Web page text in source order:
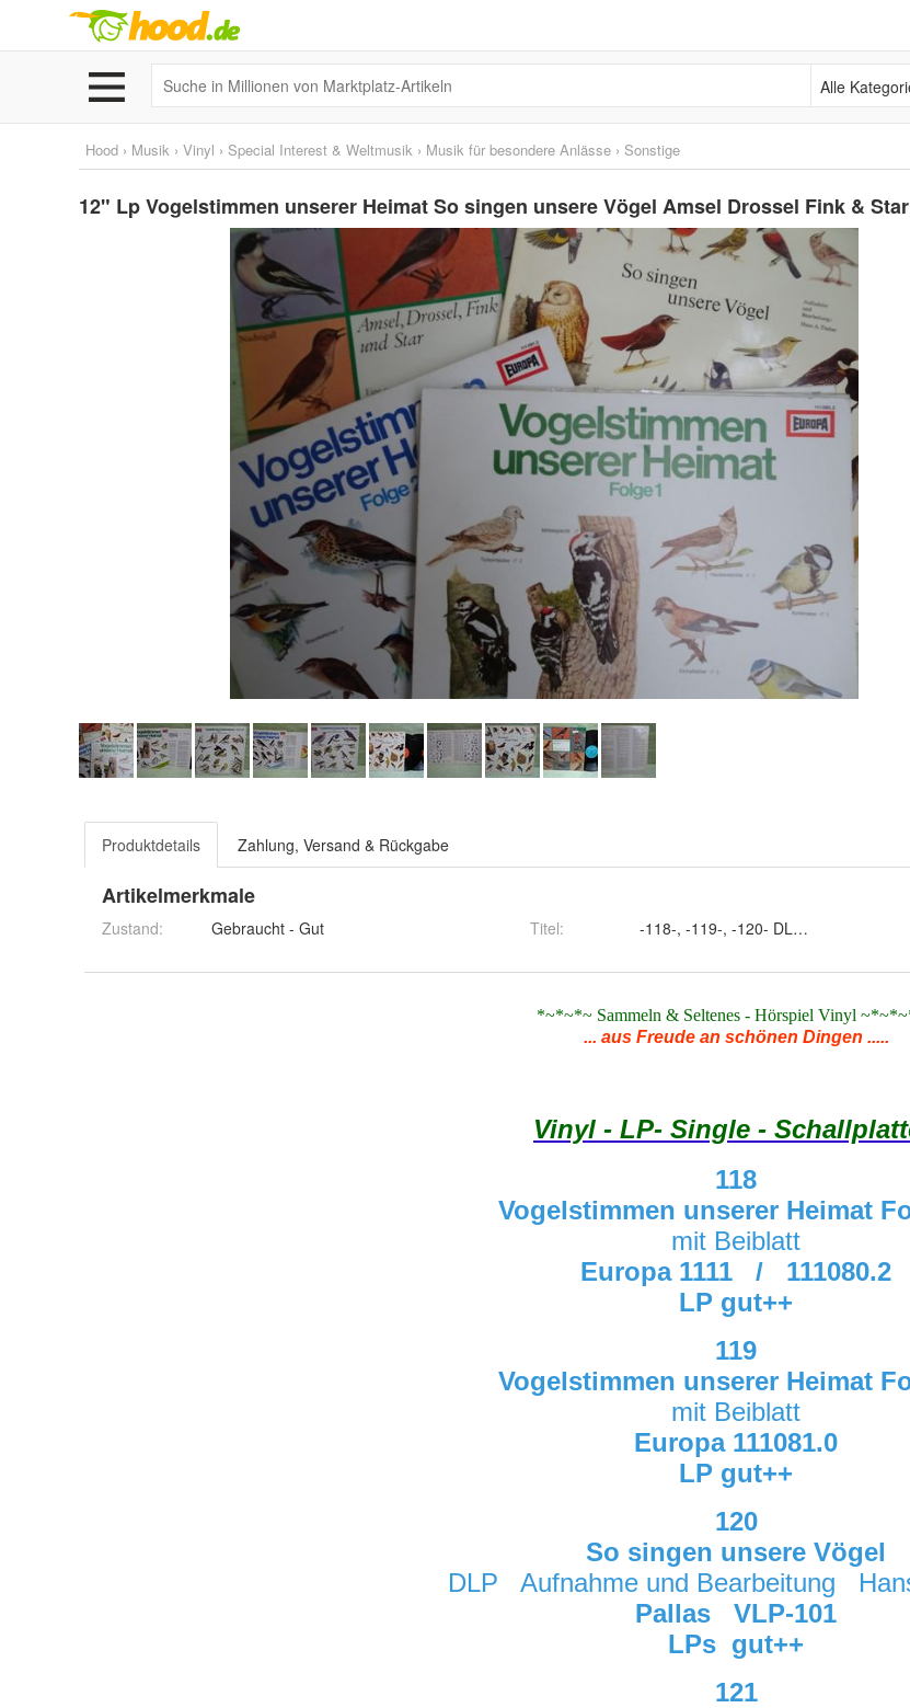
Alle Kategorien
Hood › Musik › Vinyl › Special Interest & Weltmusik › Musik für besondere Anlässe › Sonstige
12" Lp Vogelstimmen unserer Heimat So singen unsere Vögel Amsel Drossel Fink & Star
Produktdetails Zahlung, Versand & Rückgabe
Artikelmerkmale
Zustand: Gebraucht - Gut Titel: